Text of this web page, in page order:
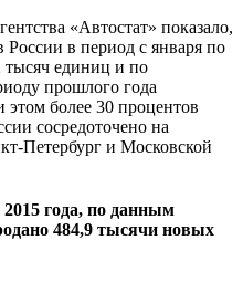
«Автостат» показало,
в период с января по
тысяч единиц и по
прошлого года
этом более 30 процентов
сосредоточено на
Петербург и Московской
года, по данным
484,9 тысячи новых